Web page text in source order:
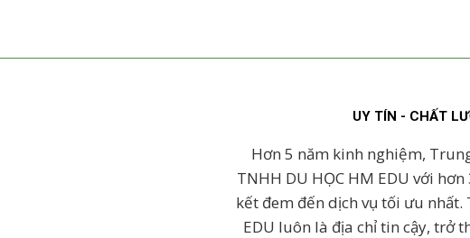
UY TÍN - CHẤT
Hơn 5 năm kinh nghiệm,
TNHH DU HỌC HM EDU với
kết đem đến dịch vụ tối ưu
EDU luôn là địa chỉ tin cậy, trở